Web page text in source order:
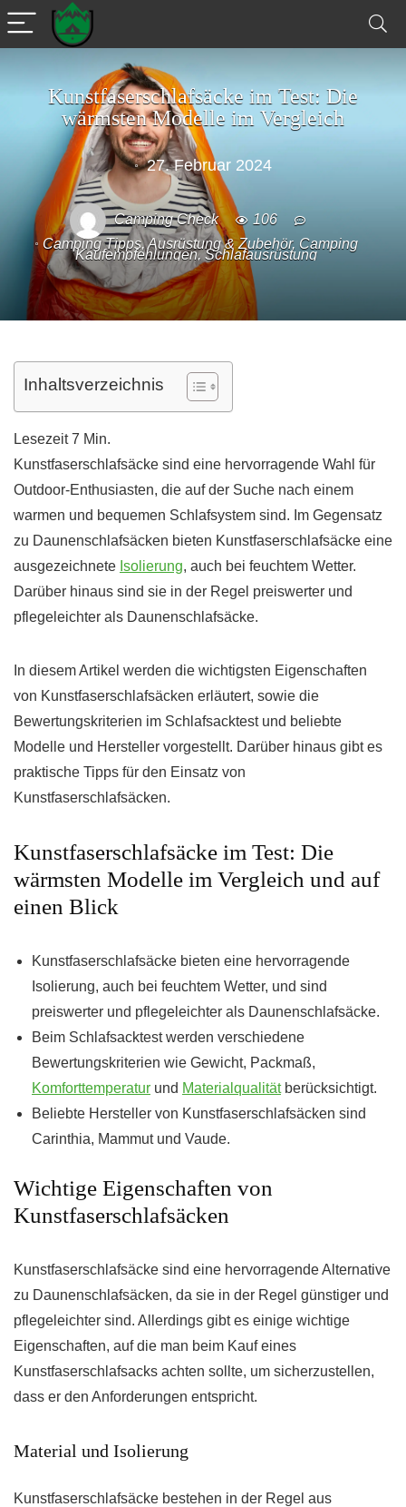
Kunstfaserschlafsäcke im Test: Die
wärmsten Modelle im Vergleich
27. Februar 2024
Camping Check
106
Camping Tipps,Ausrüstung & Zubehör, Camping
Kaufempfehlungen,Schlafausrüstung
Inhaltsverzeichnis
Kunstfaserschlafsäcke sind eine hervorragende Wahl für
Outdoor-Enthusiasten, die auf der Suche nach einem
warmen und bequemen Schlafsystem sind. Im Gegensatz
zu Daunenschlafsäcken bieten Kunstfaserschlafsäcke eine
ausgezeichnete Isolierung, auch bei feuchtem Wetter.
Darüber hinaus sind sie in der Regel preiswerter und
pflegeleichter als Daunenschlafsäcke.
In diesem Artikel werden die wichtigsten Eigenschaften
von Kunstfaserschlafsäcken erläutert, sowie die
Bewertungskriterien im Schlafsacktest und beliebte
Modelle und Hersteller vorgestellt. Darüber hinaus gibt es
praktische Tipps für den Einsatz von
Kunstfaserschlafsäcken.
Kunstfaserschlafsäcke im Test: Die
wärmsten Modelle im Vergleich und auf
einen Blick
Kunstfaserschlafsäcke bieten eine hervorragende
Isolierung, auch bei feuchtem Wetter, und sind
preiswerter und pflegeleichter als Daunenschlafsäcke.
Beim Schlafsacktest werden verschiedene
Bewertungskriterien wie Gewicht, Packmaß,
Komforttemperatur und Materialqualitätberücksichtigt.
Beliebte Hersteller von Kunstfaserschlafsäcken sind
Carinthia, Mammut und Vaude.
Wichtige Eigenschaften von
Kunstfaserschlafsäcken
Kunstfaserschlafsäcke sind eine hervorragende Alternative
zu Daunenschlafsäcken, da sie in der Regel günstiger und
pflegeleichter sind. Allerdings gibt es einige wichtige
Eigenschaften, auf die man beim Kauf eines
Kunstfaserschlafsacks achten sollte, um sicherzustellen,
dass er den Anforderungen entspricht.
Material und Isolierung
Kunstfaserschlafsäcke bestehen in der Regel aus